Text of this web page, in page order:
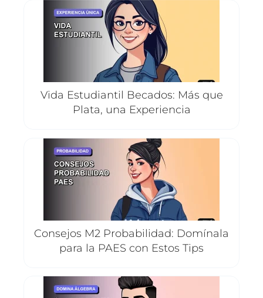
Vida Estudiantil Becados: Más que
Plata, una Experiencia
Consejos M2 Probabilidad: Domínala
para la PAES con Estos Tips